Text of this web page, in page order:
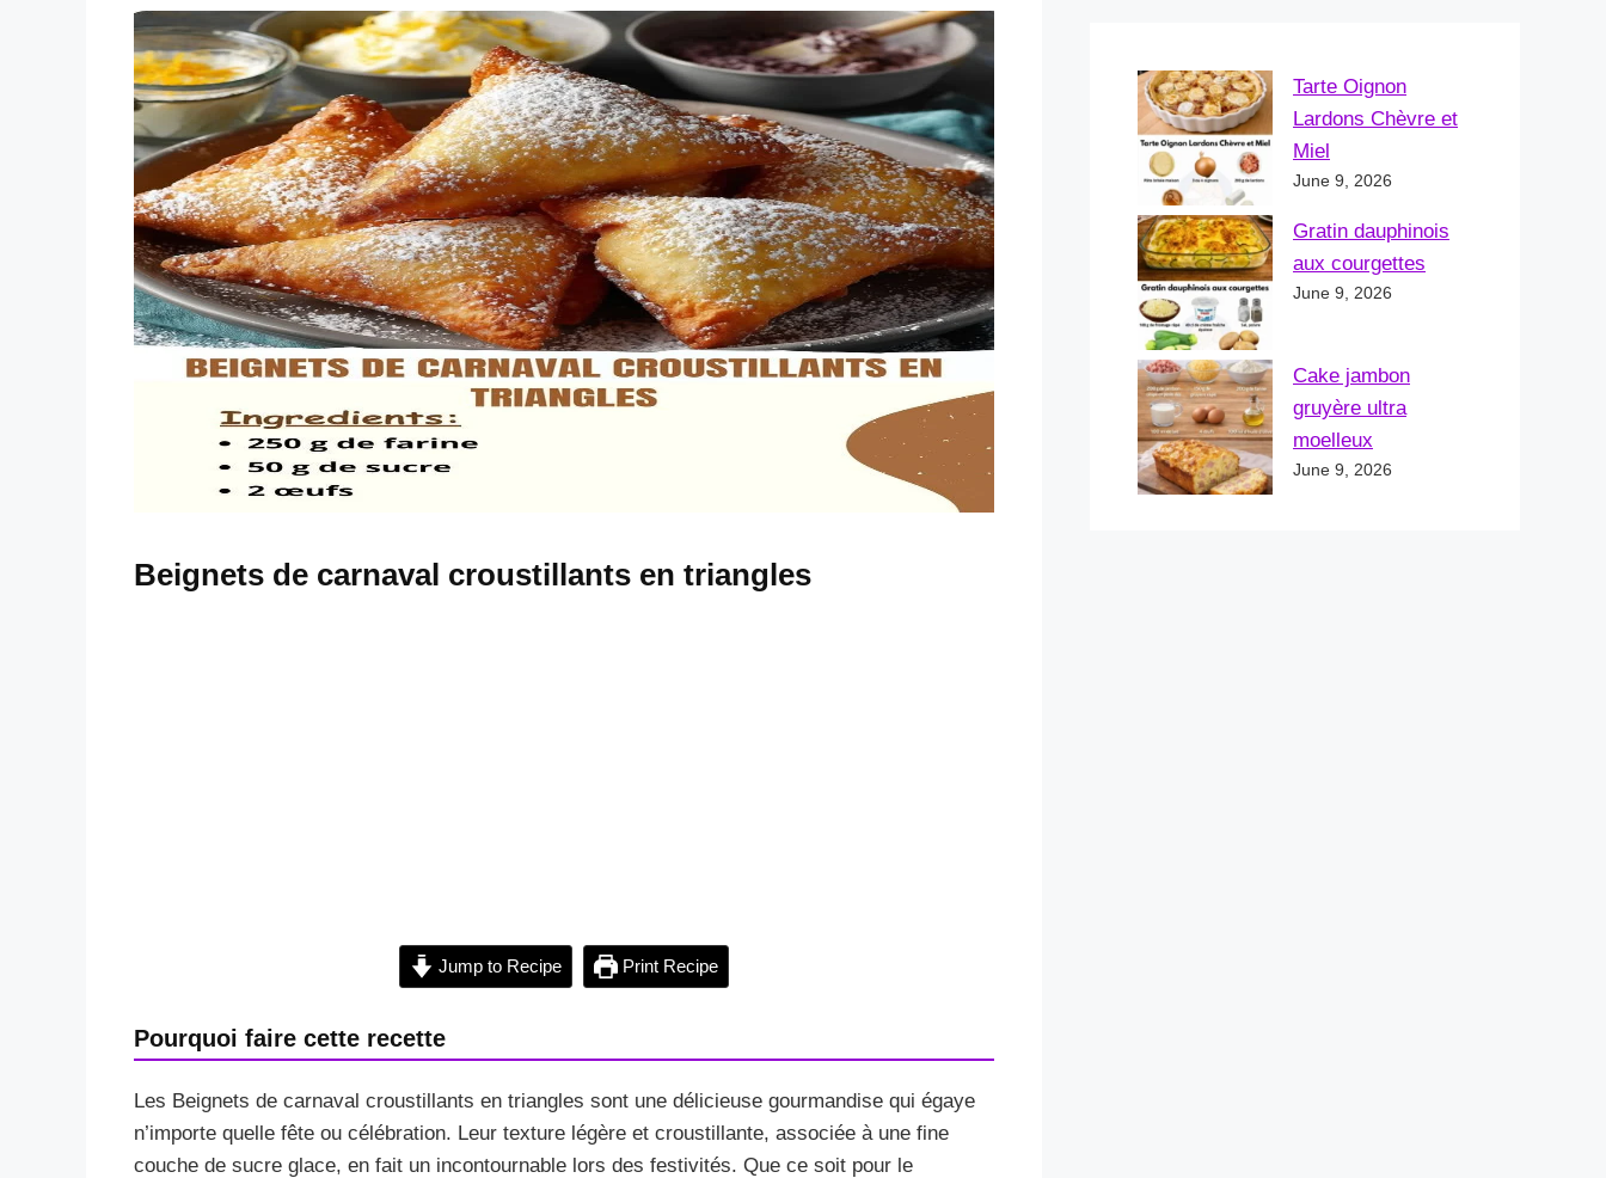
Beignets de carnaval croustillants en triangles
Jump to Recipe Print Recipe
Pourquoi faire cette recette
Les Beignets de carnaval croustillants en triangles sont une délicieuse gourmandise qui égaye
n’importe quelle fête ou célébration. Leur texture légère et croustillante, associée à une fine
couche de sucre glace, en fait un incontournable lors des festivités. Que ce soit pour le
Tarte Oignon
Lardons Chèvre et
Miel
June 9, 2026
Gratin dauphinois
aux courgettes
June 9, 2026
Cake jambon
gruyère ultra
moelleux
June 9, 2026